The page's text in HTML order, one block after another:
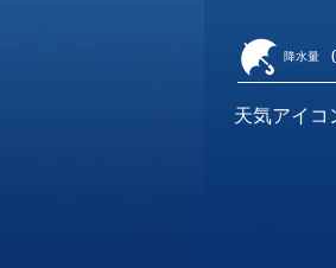
降水量
天気アイコ